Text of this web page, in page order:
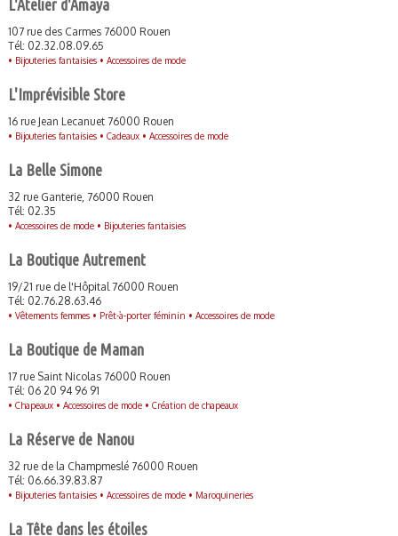
L'Atelier d'Amaya
107 rue des Carmes 76000 Rouen
Tél: 02.32.08.09.65
• Bijouteries fantaisies • Accessoires de mode
L'Imprévisible Store
16 rue Jean Lecanuet 76000 Rouen
• Bijouteries fantaisies • Cadeaux • Accessoires de mode
La Belle Simone
32 rue Ganterie, 76000 Rouen
Tél: 02.35
• Accessoires de mode • Bijouteries fantaisies
La Boutique Autrement
19/21 rue de l'Hôpital 76000 Rouen
Tél: 02.76.28.63.46
• Vêtements femmes • Prêt-à-porter féminin • Accessoires de mode
La Boutique de Maman
17 rue Saint Nicolas 76000 Rouen
Tél: 06 20 94 96 91
• Chapeaux • Accessoires de mode • Création de chapeaux
La Réserve de Nanou
32 rue de la Champmeslé 76000 Rouen
Tél: 06.66.39.83.87
• Bijouteries fantaisies • Accessoires de mode • Maroquineries
La Tête dans les étoiles